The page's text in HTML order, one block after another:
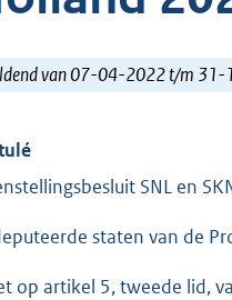
van 07-04-2022 t/m
SNL en
staten van de
op artikel 5, tweede lid,